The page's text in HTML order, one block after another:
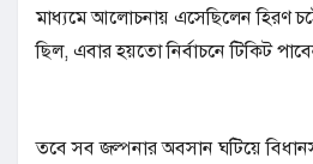
মাধ্যমে আলোচনায় এসেছিলেন হিরণ
ছিল, এবার হয়তো নির্বাচনে টিকিট
তবে সব জল্পনার অবসান ঘটিয়ে